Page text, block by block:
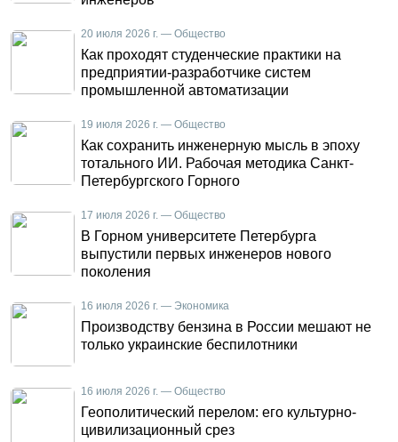
20 июля 2026 г. — Общество
Как проходят студенческие практики на
предприятии-разработчике систем
промышленной автоматизации
19 июля 2026 г. — Общество
Как сохранить инженерную мысль в эпоху
тотального ИИ. Рабочая методика Санкт-
Петербургского Горного
17 июля 2026 г. — Общество
В Горном университете Петербурга
выпустили первых инженеров нового
поколения
16 июля 2026 г. — Экономика
Производству бензина в России мешают не
только украинские беспилотники
16 июля 2026 г. — Общество
Геополитический перелом: его культурно-
цивилизационный срез